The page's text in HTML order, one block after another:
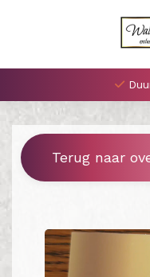
Terug naar